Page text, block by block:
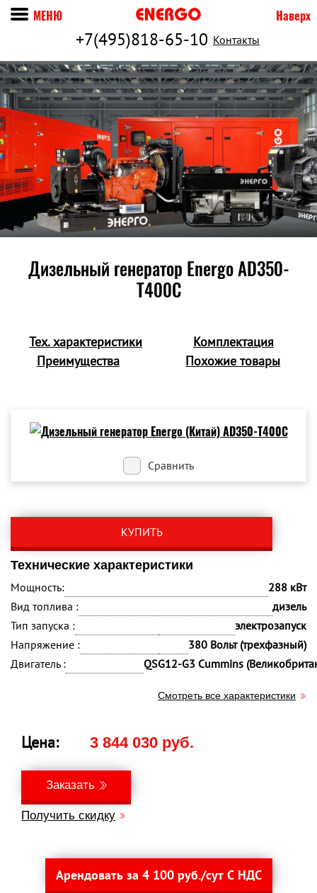
+7(495)818-65-10 Контакты
МЕНЮ Наверх
Дизельный генератор Energo AD350-
T400C
Тех. характеристики
Комплектация
Преимущества
Похожие товары
Сравнить
КУПИТЬ
Технические характеристики
Мощность:
288 кВт
Вид топлива :
дизель
Тип запуска :
электрозапуск
Напряжение :
380 Вольт (трехфазный)
Двигатель :
QSG12-G3 Cummins
Смотреть все характеристики
Цена: 3 844 030 руб.
Заказать
Получить скидку
Арендовать за 4 100 руб./сут С НДС